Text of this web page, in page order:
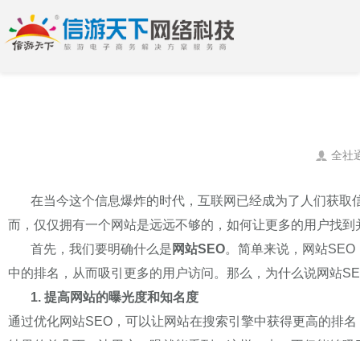
全社
在当今这个信息爆炸的时代，互联网已经成为了人们获取
而，仅仅拥有一个网站是远远不够的，如何让更多的用户找
首先，我们要明确什么是 网站SEO。简单来说，网站
中的排名，从而吸引更多的用户访问。那么，为什么说网站
1. 提高网站的曝光度和知名度
通过优化网站SEO，可以让网站在搜索引擎中获得更高的排